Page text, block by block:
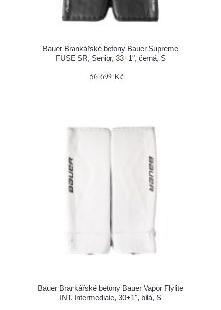
Bauer Brankářské betony Bauer Supreme
FUSE SR, Senior, 33+1", černá, S
56 699 Kč
Bauer Brankářské betony Bauer Vapor Flylite
INT, Intermediate, 30+1", bílá, S